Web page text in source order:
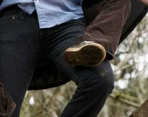
Kanunu uyarınca hazırlanmış
çerezlerle ilgili bilgi almak için lütfen